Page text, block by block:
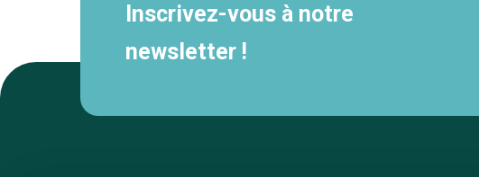
Inscrivez-vous à notre
newsletter !